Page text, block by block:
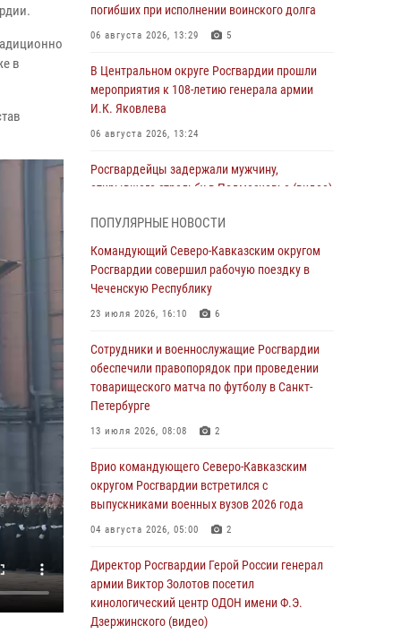
в
погибших при исполнении воинского долга
06 августа 2026, 13:29 5
В Центральном округе Росгвардии прошли
мероприятия к 108‑летию генерала армии
И.К. Яковлева
06 августа 2026, 13:24
Росгвардейцы задержали мужчину,
открывшего стрельбу в Подмосковье (видео)
Росгвардейцы провели выставку вооружения
для участников сбора «Гвардеец» в Пензе
(видео)
06 августа 2026, 12:00
В Курске росгвардейцы приняли участие в
митинге, посвященном второй годовщине
вторжения ВСУ на территорию области
06 августа 2026, 11:56
задержал правонарушителя, угрожавшего
подростку травматическим пистолетом
06 августа 2026, 11:33 1
ликвидирована крупная нарколаборатория
06 августа 2026, 11:27
В Москве росгвардейцы задержали троих
ПОПУЛЯРНЫЕ НОВОСТИ
Командующий Северо-Кавказским округом
Росгвардии совершил рабочую поездку в
Чеченскую Республику
23 июля 2026, 16:10 6
Сотрудники и военнослужащие Росгвардии
обеспечили правопорядок при проведении
товарищеского матча по футболу в Санкт-
Петербурге
13 июля 2026, 08:08 2
Врио командующего Северо-Кавказским
округом Росгвардии встретился с
выпускниками военных вузов 2026 года
04 августа 2026, 05:00 2
Директор Росгвардии Герой России генерал
армии Виктор Золотов посетил
кинологический центр ОДОН имени Ф.Э.
Дзержинского (видео)